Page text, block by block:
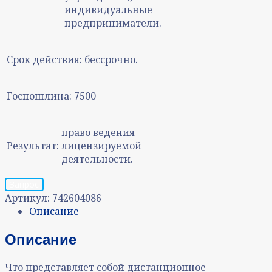
индивидуальные
предприниматели.
Срок действия: бессрочно.
Госпошлина: 7500
Результат:
право ведения
лицензируемой
деятельности.
Артикул: 742604086
Описание
Описание
Что представляет собой дистанционное